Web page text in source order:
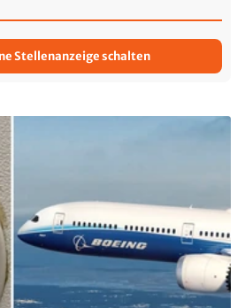
Stellenanzeige schalten